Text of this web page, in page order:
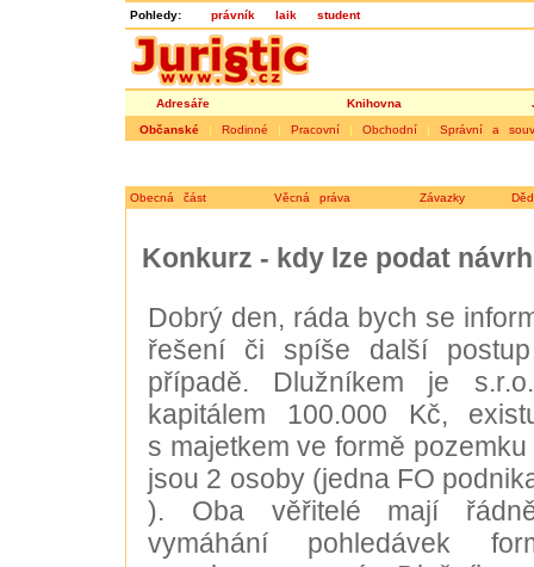
Pohledy: právník laik student
Adresáře Knihovna
Občanské | Rodinné | Pracovní | Obchodní | Správní a
Obecná část Věcná práva Závazky
Konkurz - kdy lze podat návrh
Dobrý den, ráda bych se
řešení či spíše další
případě. Dlužníkem je
kapitálem 100.000 Kč,
s majetkem ve formě
jsou 2 osoby (jedna FO
). Oba věřitelé mají řádně
vymáhání pohledávek